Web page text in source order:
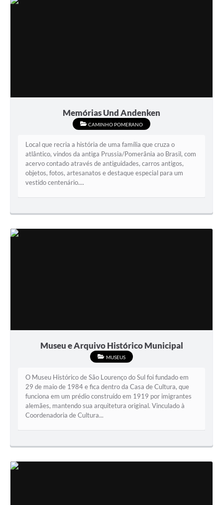
Memórias Und Andenken
CAMINHO POMERANO
Local que recria a história de uma família que cruza o
atlântico, vindos da antiga Prussia/Pomerânia ao Brasil, com
acervo contado através de antiguidades, carros antigos,
objetos, fotos, artesanatos e destaque especial para um
vestido centenário....
Museu e Arquivo Histórico Municipal
MUSEUS
O Museu Histórico de São Lourenço do Sul foi fundado em
29 de maio de 1984 e fica dentro da Casa de Cultura, que
funciona em um prédio construído em 1919 por imigrantes
alemães, mantendo sua arquitetura original. Vinculado à
Coordenadoria de Cultura...